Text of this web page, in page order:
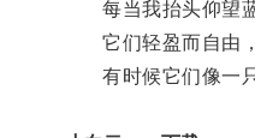
每当我抬头仰望蓝
它们轻盈而自由，
有时候它们像一只